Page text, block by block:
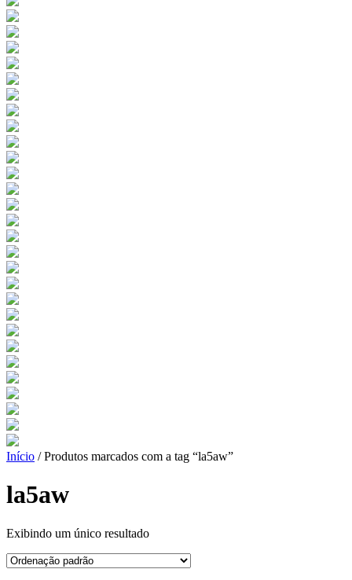
Início / Produtos marcados com a tag “la5aw”
la5aw
Exibindo um único resultado